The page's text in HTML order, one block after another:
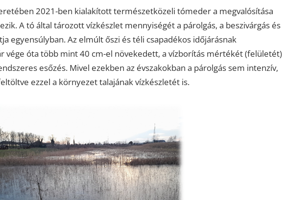
2021-ben kialakított természetközeli tómeder a megvalósítása
A tó által tározott vízkészlet mennyiségét a párolgás, a beszivárgás és
egyensúlyban. Az elmúlt őszi és téli csapadékos időjárásnak
vége óta több mint 40 cm-el növekedett, a vízborítás mértékét (felületét)
esőzés. Mivel ezekben az évszakokban a párolgás sem intenzív,
ezzel a környezet talajának vízkészletét is.